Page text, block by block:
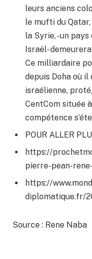
leurs anciens
le mufti du
la Syrie, -un
Israël-
Ce milliardaire
depuis Doha où il
israélienne,
CentCom située
compétence
POUR ALLER
https://
pierre-pean-
https://
diplomatique.fr/
Source : Rene Naba